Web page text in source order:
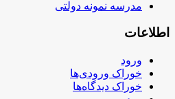
مدرسه نمونه دولتی
اطلاعات
ورود
خوراک ورودی‌ها
خوراک دیدگاه‌ها